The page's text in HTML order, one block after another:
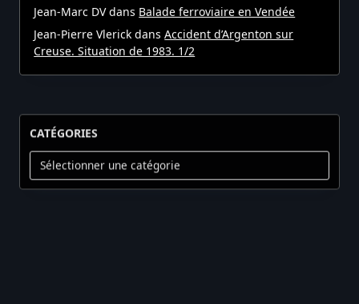
Jean-Marc DVdans Balade ferroviaire en Vendée
Jean-Pierre Vlerick dansAccident d’Argenton sur
Creuse. Situation de 1983. 1/2
CATÉGORIES
Catégories